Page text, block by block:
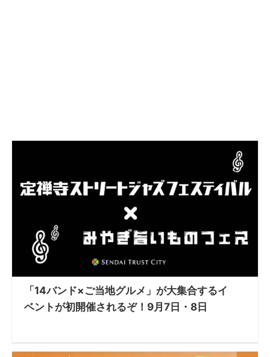
「14バンド×ご当地グルメ」が大集合するイ
ベントが初開催されるぞ！9月7日・8日